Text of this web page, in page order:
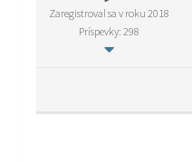
Zaregistroval sa v roku 2018
Príspevky: 298